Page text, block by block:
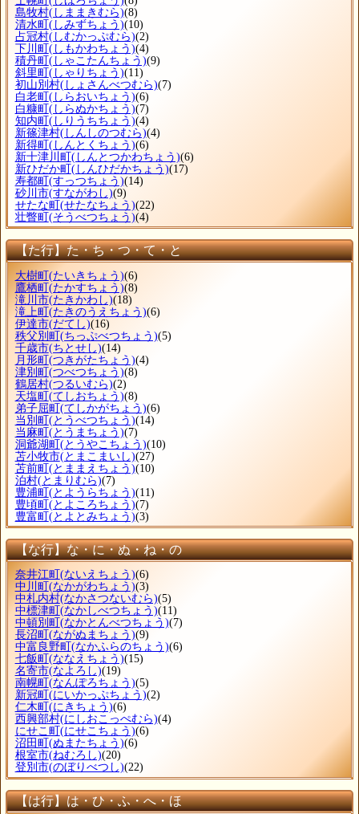
島牧村(しままきむら)(8)
清水町 (しみずちょう)(10)
占冠村(しむかっぷむら)(2)
下川町 (しもかわちょう)(4)
積丹町 (しゃこたんちょう)(9)
斜里町 (しゃりちょう)(11)
初山別村(しょさんべつむら)(7)
白老町 (しらおいちょう)(6)
白糠町 (しらぬかちょう)(7)
知内町 (しりうちちょう)(4)
新篠津村(しんしのつむら)(4)
新得町 (しんとくちょう)(6)
新十津川町 (しんとつかわちょう)(6)
新ひだか町 (しんひだかちょう)(17)
寿都町 (すっつちょう)(14)
砂川市(すながわし)(9)
せたな町 (せたなちょう)(22)
壮瞥町 (そうべつちょう)(4)
【た行】た・ち・つ・て・と
大樹町(たいきちょう)(6)
鷹栖町(たかすちょう)(8)
滝川市(たきかわし)(18)
滝上町(たきのうえちょう)(6)
伊達市(だてし)(16)
秩父別町(ちっぷべつちょう)(5)
千歳市(ちとせし)(14)
月形町(つきがたちょう)(4)
津別町(つべつちょう)(8)
鶴居村(つるいむら)(2)
天塩町(てしおちょう)(8)
弟子屈町(てしかがちょう)(6)
当別町(とうべつちょう)(14)
当麻町(とうまちょう)(7)
洞爺湖町(とうやこちょう)(10)
苫小牧市(とまこまいし)(27)
苫前町(とままえちょう)(10)
泊村(とまりむら)(7)
豊浦町(とようらちょう)(11)
豊頃町(とよころちょう)(7)
豊富町(とよとみちょう)(3)
【な行】な・に・ぬ・ね・の
奈井江町 (ないえちょう)(6)
中川町 (なかがわちょう)(3)
中札内村(なかさつないむら)(5)
中標津町 (なかしべつちょう)(11)
中頓別町 (なかとんべつちょう)(7)
長沼町 (ながぬまちょう)(9)
中富良野町 (なかふらのちょう)(6)
七飯町 (ななえちょう)(15)
名寄市(なよろし)(19)
南幌町 (なんぽろちょう)(5)
新冠町 (にいかっぷちょう)(2)
仁木町 (にきちょう)(6)
西興部村(にしおこっぺむら)(4)
にせこ町 (にせこちょう)(6)
沼田町 (ぬまたちょう)(6)
根室市(ねむろし)(20)
登別市(のぼりべつし)(22)
【は行】は・ひ・ふ・へ・ほ